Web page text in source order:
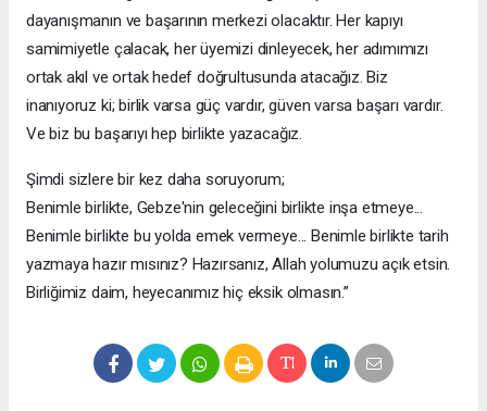
dayanışmanın ve başarının merkezi olacaktır. Her kapıyı
samimiyetle çalacak, her üyemizi dinleyecek, her adımımızı
ortak akıl ve ortak hedef doğrultusunda atacağız. Biz
inanıyoruz ki; birlik varsa güç vardır, güven varsa başarı vardır.
Ve biz bu başarıyı hep birlikte yazacağız.
Şimdi sizlere bir kez daha soruyorum;
Benimle birlikte, Gebze'nin geleceğini birlikte inşa etmeye...
Benimle birlikte bu yolda emek vermeye... Benimle birlikte tarih
yazmaya hazır mısınız? Hazırsanız, Allah yolumuzu açık etsin.
Birliğimiz daim, heyecanımız hiç eksik olmasın.”